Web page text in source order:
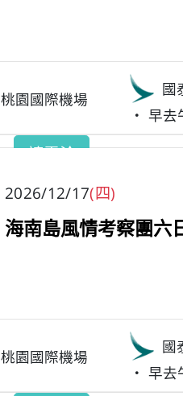
桃園國際機場
國
早去
請電洽
2026/12/17(四)
海南島風情考察團六
桃園國際機場
國
早去